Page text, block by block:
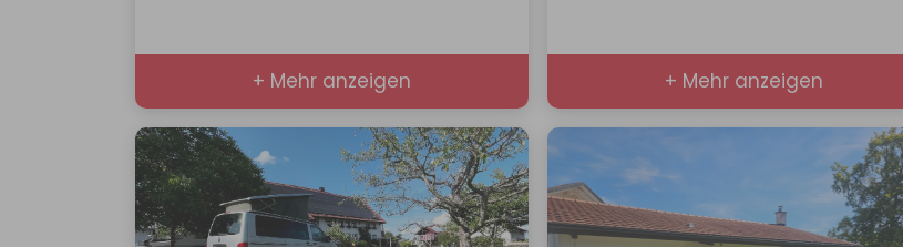
+ Mehr anzeigen + Mehr anzeigen